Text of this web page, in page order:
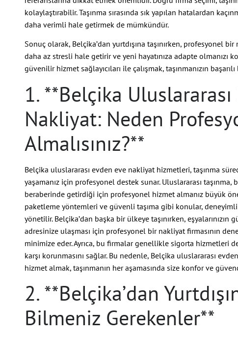
kolaylaştırabilir. Taşınma sırasında sık yapılan hatalardan
daha verimli hale getirmek de mümkündür.
Sonuç olarak, Belçika’dan yurtdışına taşınırken, profesyonel
daha az stresli hale getirir ve yeni hayatınıza adapte olmanızı
güvenilir hizmet sağlayıcıları ile çalışmak, taşınmanızın
1. **Belçika
Nakliyat: Neden
Almalısınız?**
Belçika uluslararası evden eve nakliyat hizmetleri, taşınma
yaşamanız için profesyonel destek sunar. Uluslararası taşınma,
beraberinde getirdiği için profesyonel hizmet almanız büyük
paketleme yöntemleri ve güvenli taşıma gibi konular,
yönetilir. Belçika’dan başka bir ülkeye taşınırken,
adresinize ulaşması için profesyonel bir nakliyat firmasının
minimize eder. Ayrıca, bu firmalar genellikle sigorta hizmetleri
karşı korunmasını sağlar. Bu nedenle, Belçika uluslararası
hizmet almak, taşınmanın her aşamasında size konfor ve
2. **Belçika’dan
Bilmeniz Gerekenler**